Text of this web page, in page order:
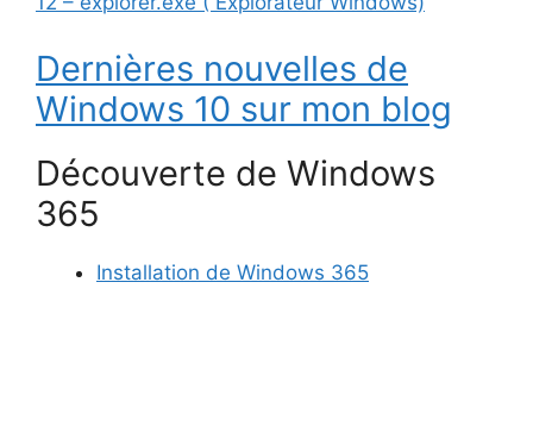
Dernières nouvelles de
Windows 10 sur mon blog
Découverte de Windows
365
Installation de Windows 365